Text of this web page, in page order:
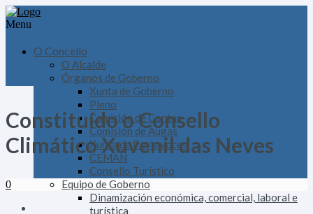
Menu
O Concello
O Alcalde
Órganos de Goberno
Xunta de Goberno
Pleno
Comisión de Contas
Comisión de Augas
Xunta de Portavoces
CEMAN
Consello Turístico
Equipo de Goberno
Dinamización económica, comercial, laboral e
turística
Constituído o Consello
Climático Xuvenil das Neves
0